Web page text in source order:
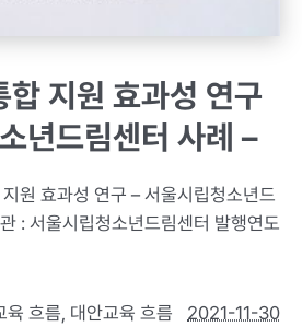
합 지원 효과성 연구
년드림센터 사례 –
원 효과성 연구 – 서울시립청소년드
: 서울시립청소년드림센터 발행연도
2021-11-30
육 흐름, 대안교육 흐름